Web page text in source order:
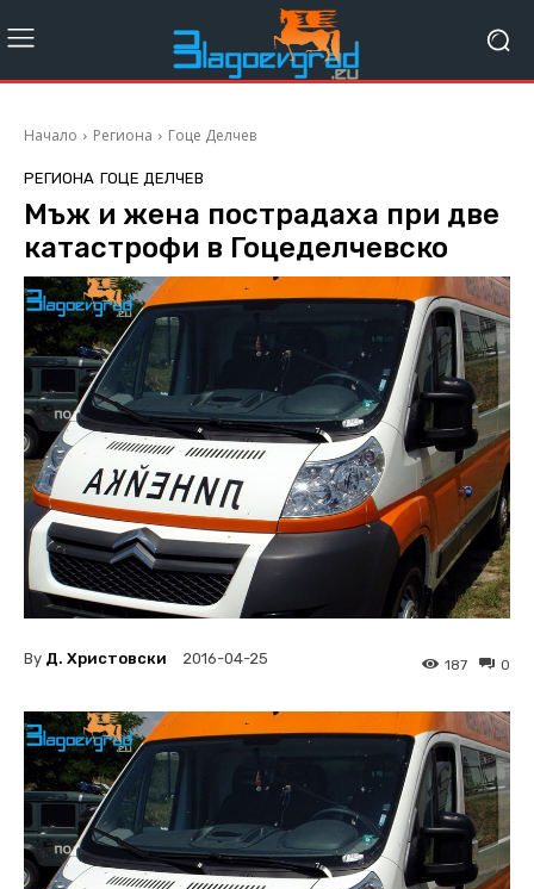
Начало Региона Гоце Делчев
РЕГИОНА ГОЦЕ ДЕЛЧЕВ
Мъж и жена пострадаха при две
катастрофи в Гоцеделчевско
By Д. Христовски 2016-04-25 0
187